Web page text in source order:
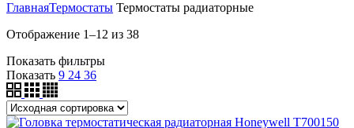
ГлавнаяТермостаты Термостаты радиаторные
Отображение 1–12 из 38
Показать фильтры
Показать 9 24 36